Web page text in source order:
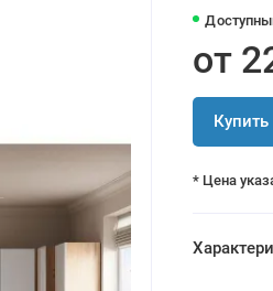
от
Купить
* Цена